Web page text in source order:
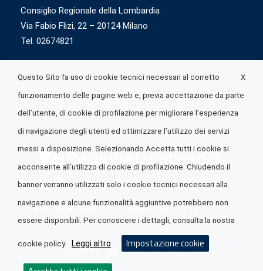
Consiglio Regionale della Lombardia
Via Fabio Flizi, 22 – 20124 Milano
Tel. 02674821
© 2026 Lombardia Quotidiano è realizzato daA.R.I.A.
Seguici su
X
Questo Sito fa uso di cookie tecnici necessari al corretto
funzionamento delle pagine web e, previa accettazione da parte
dell’utente, di cookie di profilazione per migliorare l’esperienza
di navigazione degli utenti ed ottimizzare l’utilizzo dei servizi
messi a disposizione. Selezionando Accetta tutti i cookie si
acconsente all’utilizzo di cookie di profilazione. Chiudendo il
banner verranno utilizzati solo i cookie tecnici necessari alla
navigazione e alcune funzionalità aggiuntive potrebbero non
essere disponibili. Per conoscere i dettagli, consulta la nostra
cookie policy Leggi altro Impostazione cookie